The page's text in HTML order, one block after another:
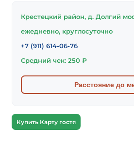
Крестецкий район, д. Долгий
ежедневно, круглосуточно
+7 (911) 614-06-76
Средний чек: 250 ₽
Расстояние до
Купить Карту гостя